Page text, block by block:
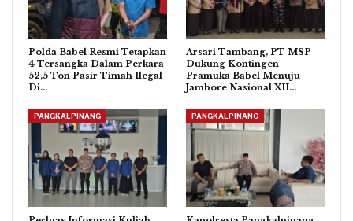
Polda Babel Resmi Tetapkan
4 Tersangka Dalam Perkara
52,5 Ton Pasir Timah Ilegal
Di…
Arsari Tambang, PT MSP
Dukung Kontingen
Pramuka Babel Menuju
Jambore Nasional XII…
PANGKALPINANG PANGKALPINANG